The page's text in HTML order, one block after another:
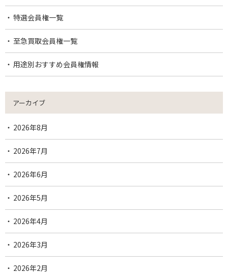
特選会員権一覧
至急買取会員権一覧
用途別おすすめ会員権情報
アーカイブ
2026年8月
2026年7月
2026年6月
2026年5月
2026年4月
2026年3月
2026年2月